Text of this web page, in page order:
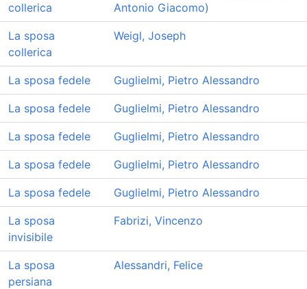
collerica
Antonio Giacomo)
La sposa
collerica
Weigl, Joseph
La sposa fedele Guglielmi, Pietro Alessandro
La sposa fedele Guglielmi, Pietro Alessandro
La sposa fedele Guglielmi, Pietro Alessandro
La sposa fedele Guglielmi, Pietro Alessandro
La sposa fedele Guglielmi, Pietro Alessandro
La sposa
invisibile
Fabrizi, Vincenzo
La sposa
persiana
Alessandri, Felice